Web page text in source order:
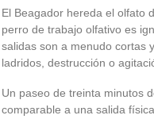
El Beagador hereda el olfato
perro de trabajo olfativo es
salidas son a menudo cortas
ladridos, destrucción o
Un paseo de treinta minutos
comparable a una salida